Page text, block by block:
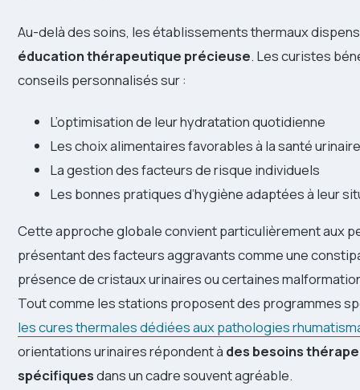
Au-delà des soins, les établissements thermaux
éducation thérapeutique précieuse. Les curistes
conseils personnalisés sur :
L’optimisation de leur hydratation quotidienne
Les choix alimentaires favorables à la santé urinaire
La gestion des facteurs de risque individuels
Les bonnes pratiques d’hygiène adaptées à leur
Cette approche globale convient particulièrement aux
présentant des facteurs aggravants comme une
présence de cristaux urinaires ou certaines
Tout comme les stations proposent des programmes
les cures thermales dédiées aux pathologies
orientations urinaires répondent à des besoins
spécifiquesdans un cadre souvent agréable.